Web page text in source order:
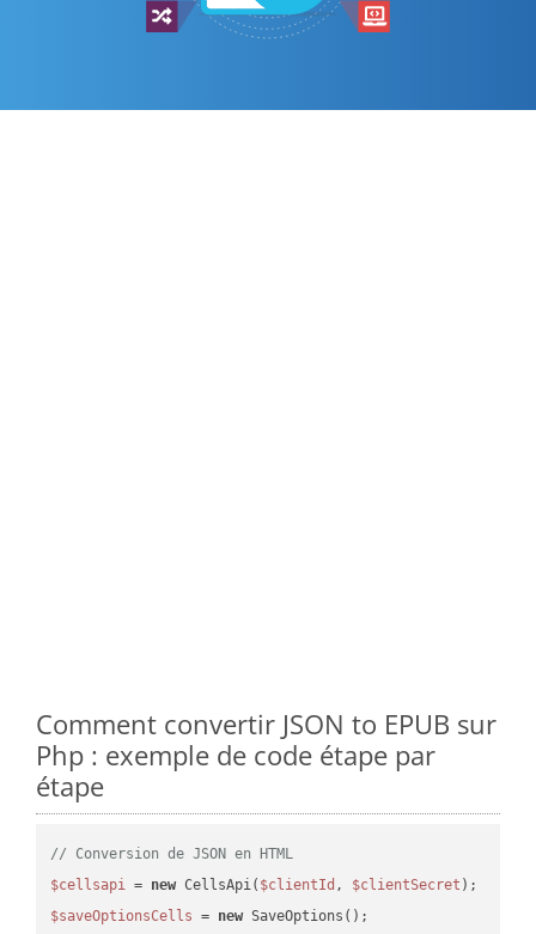
Comment convertir JSON to EPUB sur
Php : exemple de code étape par
étape
// Conversion de JSON en HTML
$cellsapi = new CellsApi( $clientId , $clientSecret
$saveOptionsCells = new